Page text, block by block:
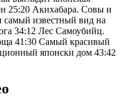
25:20 Акихабара. Совы и
самый известный вид на
34:12 Лес Самоубийц.
41:30 Самый красивый
японски дом 43:42